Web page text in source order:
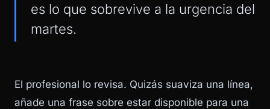
es lo que sobrevive a la urgencia del
martes.
El profesional lo revisa. Quizás suaviza una línea,
añade una frase sobre estar disponible para una